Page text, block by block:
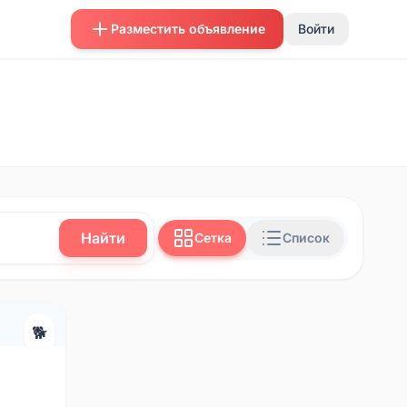
Разместить объявление Войти
Найти Сетка Список
🐕